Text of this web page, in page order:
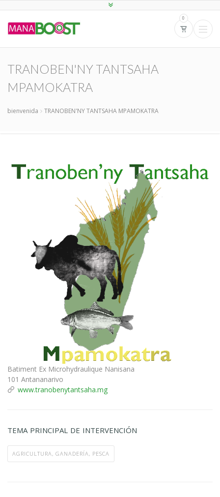
0
TRANOBEN'NY TANTSAHA
MPAMOKATRA
bienvenida TRANOBEN'NY TANTSAHA MPAMOKATRA
Batiment Ex Microhydraulique Nanisana
101 Antananarivo
www.tranobenytantsaha.mg
TEMA PRINCIPAL DE INTERVENCIÓN
AGRICULTURA, GANADERÍA, PESCA